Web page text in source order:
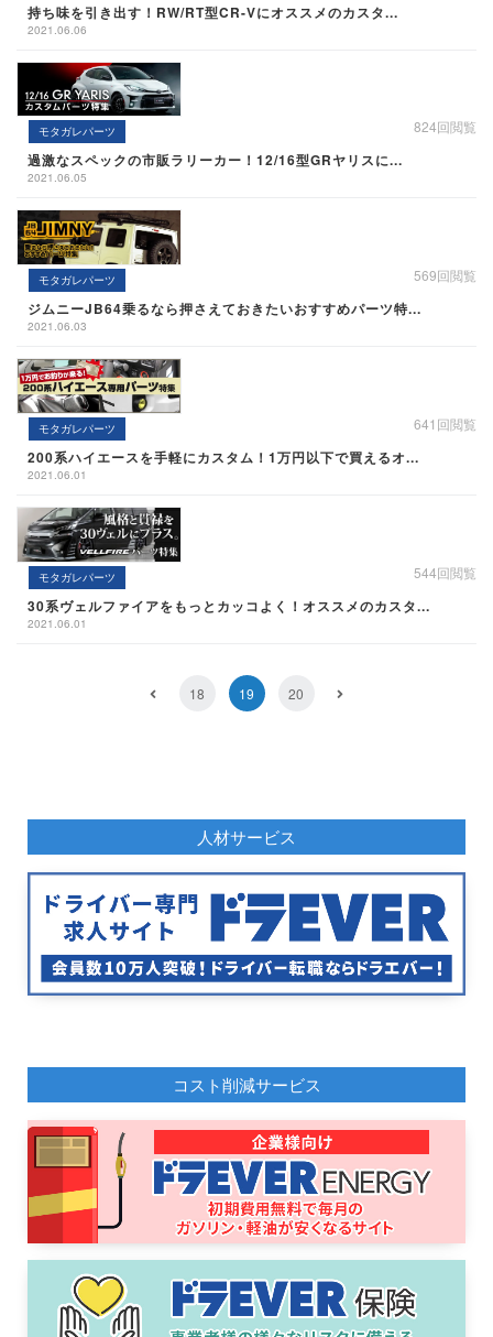
持ち味を引き出す！RW/RT型CR-Vにオススメのカスタ...
2021.06.06
モタガレパーツ 824回閲覧
過激なスペックの市販ラリーカー！12/16型GRヤリスに...
2021.06.05
モタガレパーツ 569回閲覧
ジムニーJB64乗るなら押さえておきたいおすすめパーツ特...
2021.06.03
モタガレパーツ 641回閲覧
200系ハイエースを手軽にカスタム！1万円以下で買えるオ...
2021.06.01
モタガレパーツ 544回閲覧
30系ヴェルファイアをもっとカッコよく！オススメのカスタ...
2021.06.01
18 19 20
人材サービス
コスト削減サービス